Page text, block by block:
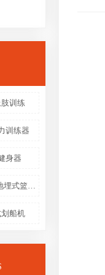
训练
训练器
身器
tstql3941地埋式篮球架
船机